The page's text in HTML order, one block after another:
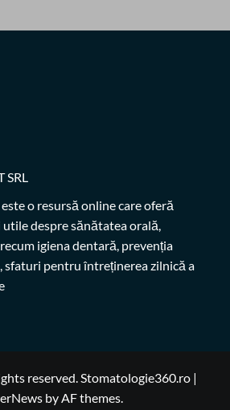
SRL
este o resursă online care oferă
despre sănătatea orală,
igiena dentară, prevenția
sfaturi pentru întreținerea zilnică a
reserved. Stomatologie360.ro |
by AF themes.